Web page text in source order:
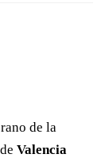
de la
Valencia